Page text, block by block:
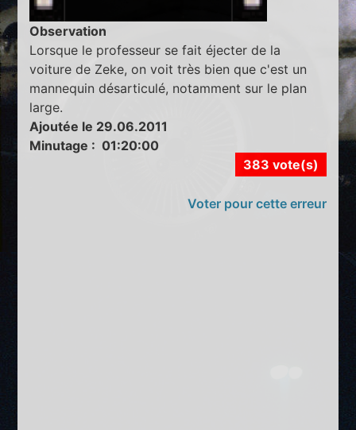
Observation
Lorsque le professeur se fait éjecter de la
voiture de Zeke, on voit très bien que c'est un
mannequin désarticulé, notamment sur le plan
large.
Ajoutée le 29.06.2011
Minutage : 01:20:00
383 vote(s)
Voter pour cette erreur